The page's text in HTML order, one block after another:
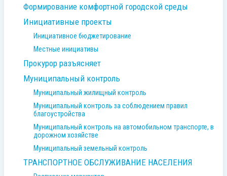
Формирование комфортной городской среды
Инициативные проекты
Инициативное бюджетирование
Местные инициативы
Прокурор разъясняет
Муниципальный контроль
Муниципальный жилищный контроль
Муниципальный контроль за соблюдением правил
благоустройства
Муниципальный контроль на автомобильном транспорте, в
дорожном хозяйстве
Муниципальный земельный контроль
ТРАНСПОРТНОЕ ОБСЛУЖИВАНИЕ НАСЕЛЕНИЯ